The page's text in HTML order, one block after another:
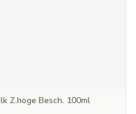
Z.hoge Besch. 100ml